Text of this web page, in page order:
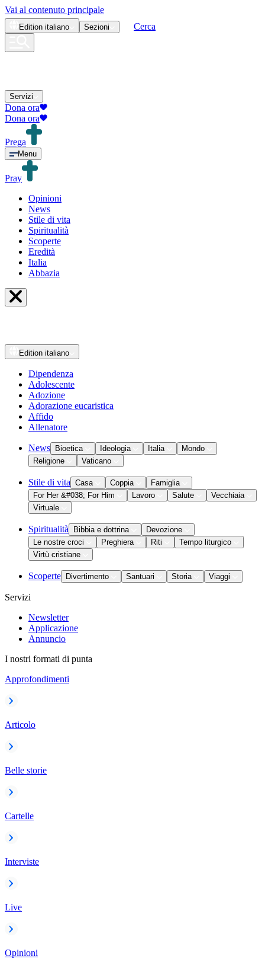
Vai al contenuto principale
Edition italiano Sezioni Cerca
Servizi
Dona ora
Dona ora
Prega
Menu
Pray
Opinioni
News
Stile di vita
Spiritualità
Scoperte
Eredità
Italia
Abbazia
Edition italiano
Dipendenza
Adolescente
Adozione
Adorazione eucaristica
Affido
Allenatore
News Bioetica Ideologia Italia
Mondo
Religione
Vaticano
Stile di vita Casa Coppia
Famiglia
For Her &#038; For Him
Lavoro Salute
Vecchiaia
Virtuale
Spiritualità Bibbia e dottrina
Devozione
Le nostre croci
Preghiera Riti
Tempo liturgico
Virtù cristiane
Scoperte Divertimento Santuari Storia Viaggi
Servizi
Newsletter
Applicazione
Annuncio
I nostri formati di punta
Approfondimenti
Articolo
Belle storie
Cartelle
Interviste
Live
Opinioni